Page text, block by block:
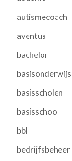
autismecoach
aventus
bachelor
basisonderwijs
basisscholen
basisschool
bbl
bedrijfsbeheer